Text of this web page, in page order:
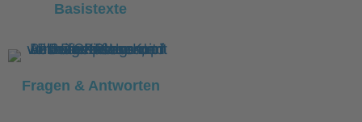
Basistexte
Fragen & Antworten